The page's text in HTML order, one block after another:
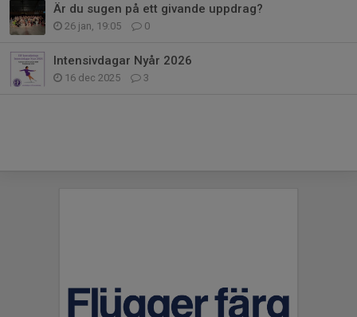
Är du sugen på ett givande uppdrag?
26 jan, 19:05 0
Intensivdagar Nyår 2026
16 dec 2025 3